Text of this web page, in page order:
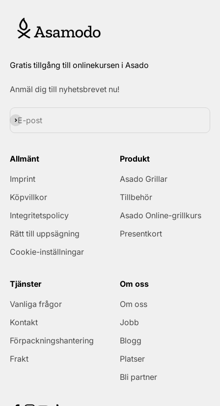
Gratis tillgång till onlinekursen i Asado
Anmäl dig till nyhetsbrevet nu!
E-post
Prenumerera
Allmänt
Imprint
Köpvillkor
Integritetspolicy
Rätt till uppsägning
Cookie-inställningar
Produkt
Asado Grillar
Tillbehör
Asado Online-grillkurs
Presentkort
Tjänster
Vanliga frågor
Kontakt
Förpackningshantering
Frakt
Om oss
Om oss
Jobb
Blogg
Platser
Bli partner